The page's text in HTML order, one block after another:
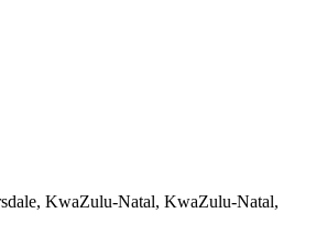
KwaZulu-Natal, KwaZulu-Natal,